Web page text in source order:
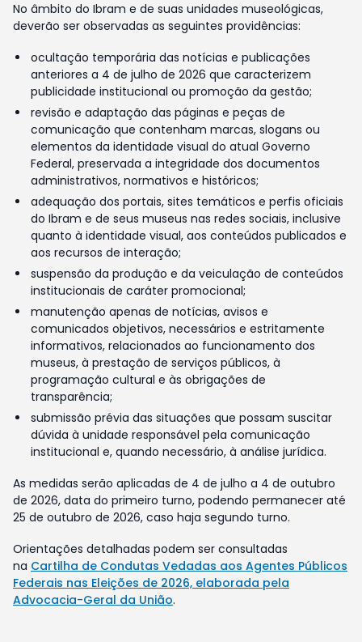
No âmbito do Ibram e de suas unidades museológicas,
deverão ser observadas as seguintes providências:
ocultação temporária das notícias e publicações
anteriores a 4 de julho de 2026 que caracterizem
publicidade institucional ou promoção da gestão;
revisão e adaptação das páginas e peças de
comunicação que contenham marcas, slogans ou
elementos da identidade visual do atual Governo
Federal, preservada a integridade dos documentos
administrativos, normativos e históricos;
adequação dos portais, sites temáticos e perfis oficiais
do Ibram e de seus museus nas redes sociais, inclusive
quanto à identidade visual, aos conteúdos publicados e
aos recursos de interação;
suspensão da produção e da veiculação de conteúdos
institucionais de caráter promocional;
manutenção apenas de notícias, avisos e
comunicados objetivos, necessários e estritamente
informativos, relacionados ao funcionamento dos
museus, à prestação de serviços públicos, à
programação cultural e às obrigações de
transparência;
submissão prévia das situações que possam suscitar
dúvida à unidade responsável pela comunicação
institucional e, quando necessário, à análise jurídica.
As medidas serão aplicadas de 4 de julho a 4 de outubro
de 2026, data do primeiro turno, podendo permanecer até
25 de outubro de 2026, caso haja segundo turno.
Orientações detalhadas podem ser consultadas
na Cartilha de Condutas Vedadas aos Agentes Públicos
Federais nas Eleições de 2026, elaborada pela
Advocacia-Geral da União.